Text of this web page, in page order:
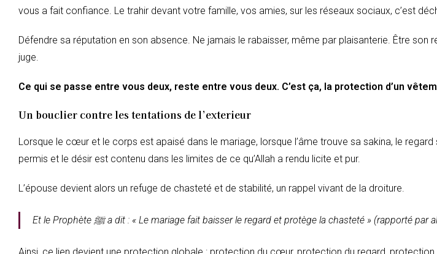
vous a fait confiance. Le trahir devant votre famille, vos amies, sur les réseaux sociaux, c’est
Défendre sa réputation en son absence. Ne jamais le rabaisser, même par plaisanterie. Être son
juge.
Ce qui se passe entre vous deux, reste entre vous deux. C’est ça, la protection d’un
Un bouclier contre les tentations de l’exterieur
Lorsque le cœur et le corps est apaisé dans le mariage, lorsque l’âme trouve sa sakina, le regard
permis et le désir est contenu dans les limites de ce qu’Allah a rendu licite et pur.
L’épouse devient alors un refuge de chasteté et de stabilité, un rappel vivant de la droiture.
Et le Prophète ﷺ a dit : « Le mariage fait baisser le regard et protège la chasteté » (rapporté par